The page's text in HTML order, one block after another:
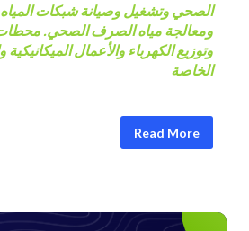
الصحي وتشغيل وصيانة شبكات
ومعالجة مياه الصرف الصحي. محطات
وتوزيع الكهرباء والأعمال
الخاصة
Read More